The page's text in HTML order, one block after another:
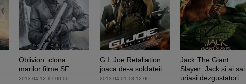
Oblivion: clona
marilor filme SF
2013-04-12 17:00:00
G.I. Joe Retaliation:
joaca de-a soldateii
2013-04-01 18:12:00
Jack The Giant
Slayer: Jack si ai sai
uriasi dezgustatori